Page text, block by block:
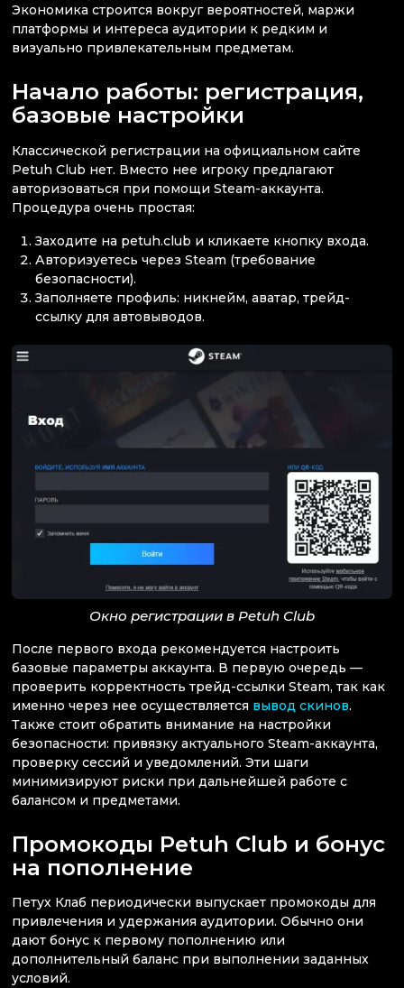
Экономика строится вокруг вероятностей, маржи
платформы и интереса аудитории к редким и
визуально привлекательным предметам.
Начало работы: регистрация,
базовые настройки
Классической регистрации на официальном сайте
Petuh Club нет. Вместо нее игроку предлагают
авторизоваться при помощи Steam-аккаунта.
Процедура очень простая:
Заходите на petuh.club и кликаете кнопку входа.
Авторизуетесь через Steam (требование
безопасности).
Заполняете профиль: никнейм, аватар, трейд-
ссылку для автовыводов.
Окно регистрации в Petuh Club
После первого входа рекомендуется настроить
базовые параметры аккаунта. В первую очередь —
проверить корректность трейд-ссылки Steam, так как
именно через нее осуществляется вывод скинов.
Также стоит обратить внимание на настройки
безопасности: привязку актуального Steam-аккаунта,
проверку сессий и уведомлений. Эти шаги
минимизируют риски при дальнейшей работе с
балансом и предметами.
Промокоды Petuh Club и бонус
на пополнение
Петух Клаб периодически выпускает промокоды для
привлечения и удержания аудитории. Обычно они
дают бонус к первому пополнению или
дополнительный баланс при выполнении заданных
условий.